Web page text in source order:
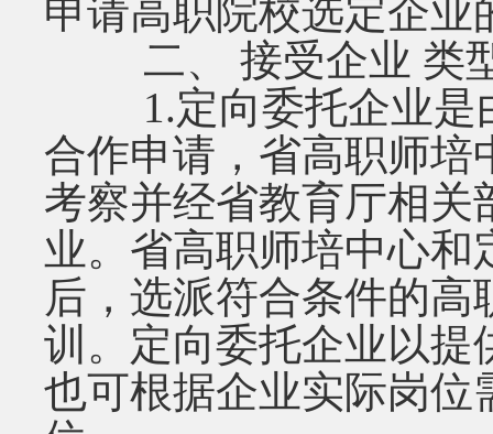
申请高职院校选定企业
二、 接受企业 类
1.定向委托企业是
合作申请，省高职师培
考察并经省教育厅相关
业。省高职师培中心
后，选派符合条件的
训。定向委托企业以提
也可根据企业实际岗位